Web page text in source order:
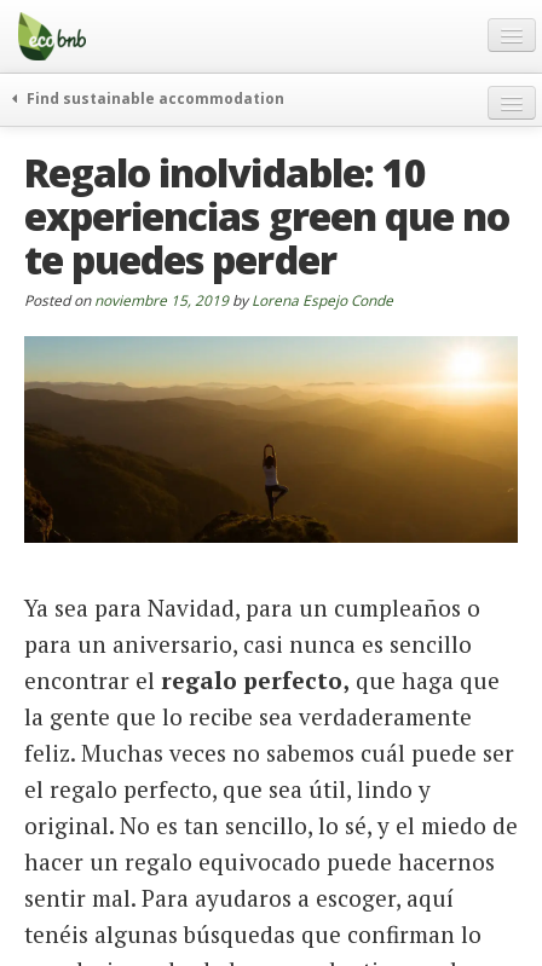
Menu
Skip
content
Ofertas
Acerca de
FAQ
Contacto
Spanish
English
Spanish
French
Italiano
Find sustainable accommodation
Eco hotels
Curiosidades
Regalo inolvidable: 10
experiencias green que no
te puedes perder
Posted onnoviembre 15, 2019byLorena Espejo Conde
Ya sea para Navidad, para un cumpleaños o
para un aniversario, casi nunca es sencillo
encontrar el regalo perfecto, que haga que
la gente que lo recibe sea verdaderamente
feliz. Muchas veces no sabemos cuál puede ser
el regalo perfecto, que sea útil, lindo y
original. No es tan sencillo, lo sé, y el miedo de
hacer un regalo equivocado puede hacernos
sentir mal. Para ayudaros a escoger, aquí
tenéis algunas búsquedas que confirman lo